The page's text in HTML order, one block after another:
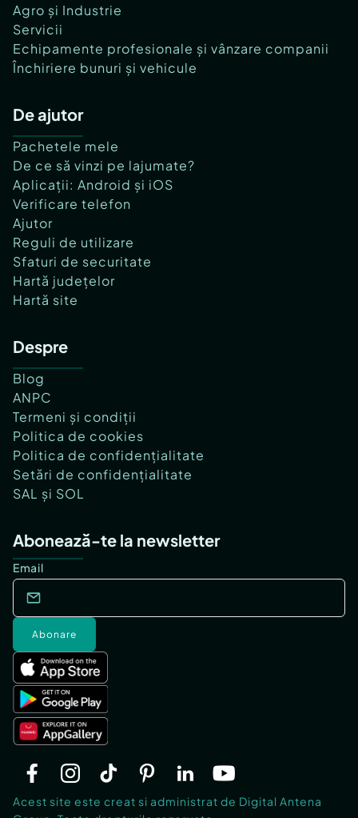
Agro și Industrie
Servicii
Echipamente profesionale și vânzare companii
Închiriere bunuri și vehicule
De ajutor
Pachetele mele
De ce să vinzi pe lajumate?
Aplicații: Android și iOS
Verificare telefon
Ajutor
Reguli de utilizare
Sfaturi de securitate
Hartă județelor
Hartă site
Despre
Blog
ANPC
Termeni și condiții
Politica de cookies
Politica de confidențialitate
Setări de confidențialitate
SAL și SOL
Abonează-te la newsletter
Email
Abonare
Acest site este creat si administrat de Digital Antena